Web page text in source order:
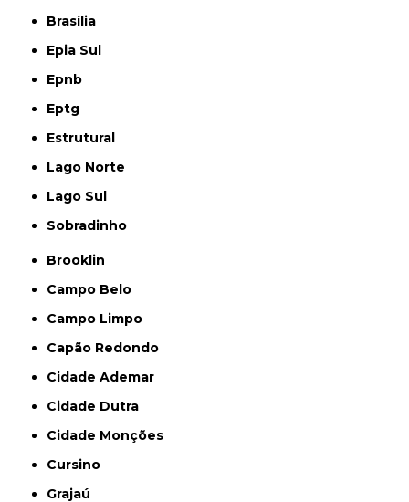
Brasília
Epia Sul
Epnb
Eptg
Estrutural
Lago Norte
Lago Sul
Sobradinho
Brooklin
Campo Belo
Campo Limpo
Capão Redondo
Cidade Ademar
Cidade Dutra
Cidade Monções
Cursino
Grajaú